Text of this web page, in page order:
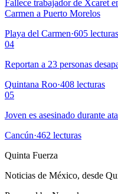
Fallece trabajador de Xcaret
Carmen a Puerto Morelos
Playa del Carmen·605 lecturas
04
Reportan a 23 personas
Quintana Roo·408 lecturas
05
Joven es asesinado durante
Cancún·462 lecturas
Quinta Fuerza
Noticias de México, desde